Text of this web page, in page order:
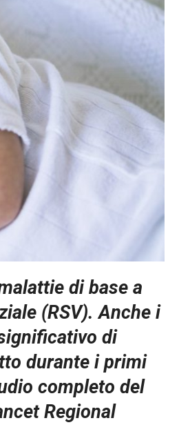
di base a
(RSV). Anche i
di
durante i primi
completo del
Regional